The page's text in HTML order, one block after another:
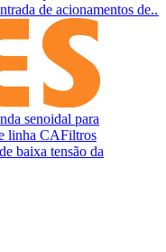
de acionamentos de...
senoidal para
linha CAFiltros
baixa tensão da